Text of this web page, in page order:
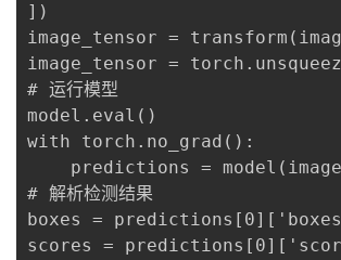
])
image_tensor =
image_tensor =
# 运行模型
model.eval()
with torch.no_grad():
predictions =
# 解析检测结果
boxes =
scores =